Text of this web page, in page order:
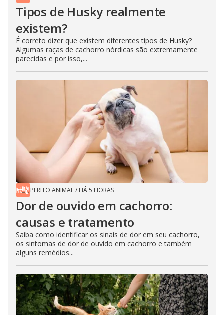
Tipos de Husky realmente
existem?
É correto dizer que existem diferentes tipos de Husky?
Algumas raças de cachorro nórdicas são extremamente
parecidas e por isso,...
PERITO ANIMAL/ HÁ 5 HORAS
Dor de ouvido em cachorro:
causas e tratamento
Saiba como identificar os sinais de dor em seu cachorro,
os sintomas de dor de ouvido em cachorro e também
alguns remédios...